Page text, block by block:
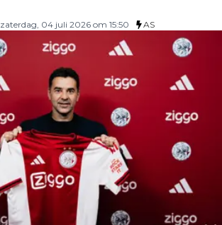
zaterdag, 04 juli 2026 om 15:50 AS